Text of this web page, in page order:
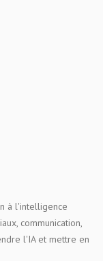
à l'intelligence
communication,
l'IA et mettre en